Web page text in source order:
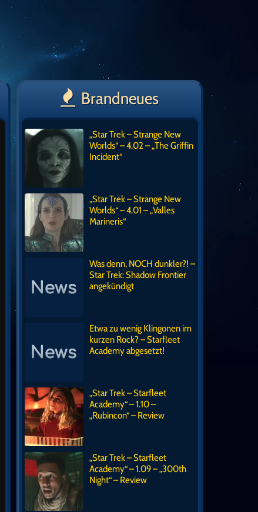
Brandneues
„Star Trek – Strange New
Worlds“ – 4.02 – „The Griffin
Incident“
„Star Trek – Strange New
Worlds“ – 4.01 – „Valles
Marineris“
Was denn, NOCH dunkler?! –
Star Trek: Shadow Frontier
angekündigt
Etwa zu wenig Klingonen im
kurzen Rock? – Starfleet
Academy abgesetzt!
„Star Trek – Starfleet
Academy“ – 1.10 –
„Rubincon“ – Review
„Star Trek – Starfleet
Academy“ – 1.09 – „300th
Night“ – Review